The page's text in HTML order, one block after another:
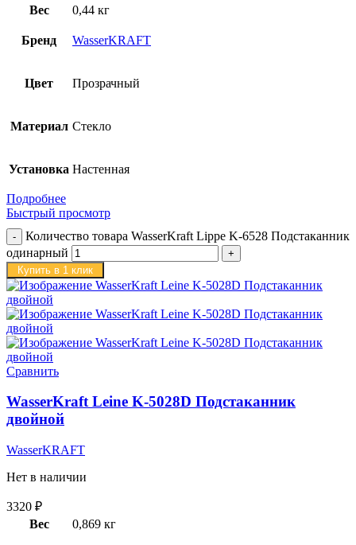
Вес 0,44 кг
Бренд WasserKRAFT
Цвет Прозрачный
Материал Стекло
Установка Настенная
Подробнее
Быстрый просмотр
Количество товара WasserKraft Lippe K-6528 Подстаканник
одинарный
Купить в 1 клик
Сравнить
WasserKraft Leine K-5028D Подстаканник
двойной
WasserKRAFT
Нет в наличии
3320 ₽
Вес
0,869 кг